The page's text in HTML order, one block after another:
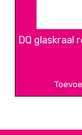
DQ glaskraal